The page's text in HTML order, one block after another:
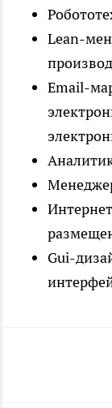
Lean-
Email-
Gui-